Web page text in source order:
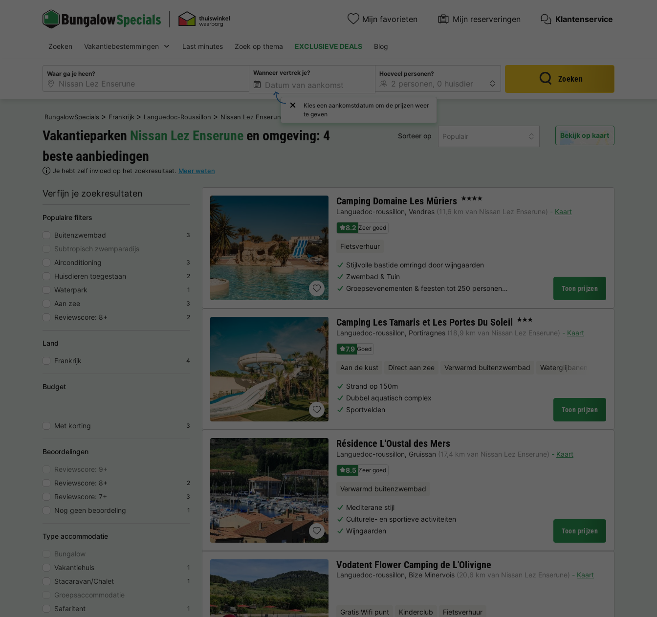
Mijn favorieten Mijn reserveringen Klantenservice
Zoeken Vakantiebestemmingen Last minutes Zoek op thema EXCLUSIEVE DEALS Blog
Waar ga je heen? Wanneer vertrek je?
Kies een aankomstdatum om de prijzen weer
te geven
Hoeveel personen?
Zoeken
BungalowSpecials > Frankrijk > Languedoc-Roussillon > Nissan Lez Enserune
Vakantieparken Nissan Lez Enserune en omgeving: 4
beste aanbiedingen
Je hebt zelf invloed op het zoekresultaat. Meer weten
Sorteer op Populair Bekijk op kaart
Verfijn je zoekresultaten
Populaire filters
Buitenzwembad 3
Subtropisch zwemparadijs
Airconditioning
3
Huisdieren toegestaan 2
Waterpark 1
Aan zee 3
Reviewscore: 8+ 2
Land
Frankrijk 4
Budget
Met korting 3
Beoordelingen
Reviewscore: 9+
Reviewscore: 8+
2
Reviewscore: 7+ 3
Nog geen beoordeling 1
Type accommodatie
Bungalow
Vakantiehuis
1
Stacaravan/Chalet 1
Groepsaccommodatie
Safaritent
1
Camping Domaine Les Mûriers ★★★★
Languedoc-roussillon, Vendres (11,6 km van Nissan Lez Enserune)
Kaart
8.2 Zeer goed
Fietsverhuur
Stijlvolle bastide omringd door wijngaarden
Zwembad & Tuin
Groepsevenementen & feesten tot 250 personen…
Toon prijzen
Camping Les Tamaris et Les Portes Du Soleil ★★★
Languedoc-roussillon, Portiragnes (18,9 km van Nissan Lez Enserune)
Kaart
7.9 Goed
Aan de kust Direct aan zee Verwarmd buitenzwembad Waterglijbanen
Strand op 150m
Dubbel aquatisch complex
Sportvelden
Toon prijzen
Résidence L'Oustal des Mers
Languedoc-roussillon, Gruissan (17,4 km van Nissan Lez Enserune)
Kaart
8.5 Zeer goed
Verwarmd buitenzwembad
Mediterane stijl
Culturele- en sportieve activiteiten
Wijngaarden
Toon prijzen
Vodatent Flower Camping de L'Olivigne
Languedoc-roussillon, Bize Minervois (20,6 km van Nissan Lez Enserune) Kaart
Gratis Wifi punt Kinderclub Fietsverhuur